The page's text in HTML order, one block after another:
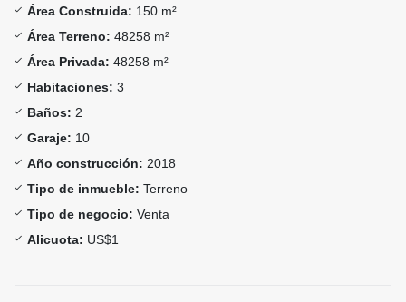
Área Construida: 150 m²
Área Terreno: 48258 m²
Área Privada: 48258 m²
Habitaciones: 3
Baños: 2
Garaje: 10
Año construcción: 2018
Tipo de inmueble: Terreno
Tipo de negocio: Venta
Alicuota: US$1